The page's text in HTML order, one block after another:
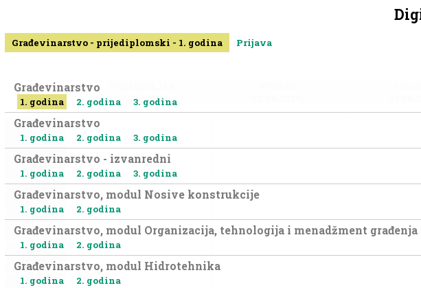
Građevinarstvo - prijediplomski - 1. godina Prijava
Građevinarstvo
1. godina 2. godina 3. godina
Građevinarstvo
1. godina 2. godina 3. godina
Građevinarstvo - izvanredni
1. godina 2. godina 3. godina
Građevinarstvo, modul Nosive konstrukcije
1. godina 2. godina
Građevinarstvo, modul Organizacija, tehnologija i menadžment građenja
1. godina 2. godina
Građevinarstvo, modul Hidrotehnika
1. godina 2. godina
01.06.2026.
8:00
9:00
9:00
10:00
10:00
11:00
11:00
12:00
12:00
13:00
13:00